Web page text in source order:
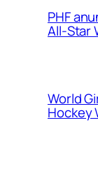
PHF
All-Star
World
Hockey